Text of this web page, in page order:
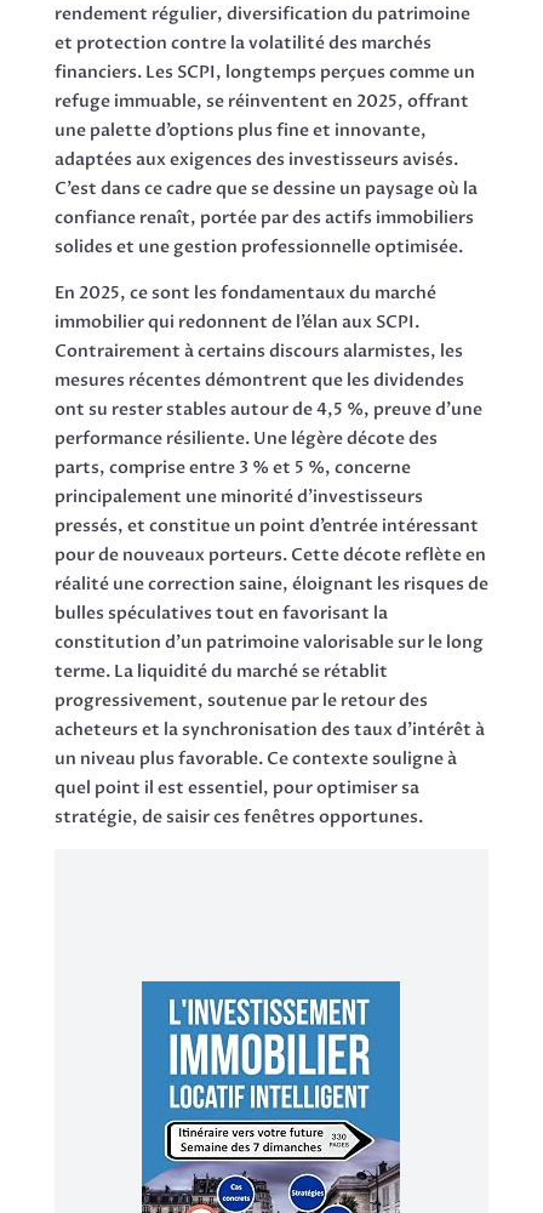
rendement régulier, diversification du patrimoine
et protection contre la volatilité des marchés
financiers. Les SCPI, longtemps perçues comme un
refuge immuable, se réinventent en 2025, offrant
une palette d’options plus fine et innovante,
adaptées aux exigences des investisseurs avisés.
C’est dans ce cadre que se dessine un paysage où la
confiance renaît, portée par des actifs immobiliers
solides et une gestion professionnelle optimisée.
En 2025, ce sont les fondamentaux du marché
immobilier qui redonnent de l’élan aux SCPI.
Contrairement à certains discours alarmistes, les
mesures récentes démontrent que les dividendes
ont su rester stables autour de 4,5 %, preuve d’une
performance résiliente. Une légère décote des
parts, comprise entre 3 % et 5 %, concerne
principalement une minorité d’investisseurs
pressés, et constitue un point d’entrée intéressant
pour de nouveaux porteurs. Cette décote reflète en
réalité une correction saine, éloignant les risques de
bulles spéculatives tout en favorisant la
constitution d’un patrimoine valorisable sur le long
terme. La liquidité du marché se rétablit
progressivement, soutenue par le retour des
acheteurs et la synchronisation des taux d’intérêt à
un niveau plus favorable. Ce contexte souligne à
quel point il est essentiel, pour optimiser sa
stratégie, de saisir ces fenêtres opportunes.